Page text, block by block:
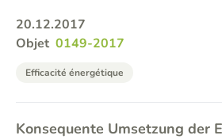
20.12.2017
Objet 0149-2017
Efficacité énergétique
Konsequente Umsetzung der